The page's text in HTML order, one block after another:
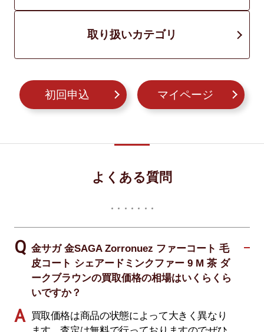
取り扱いカテゴリ
初回申込 マイページ
よくある質問
金サガ 金SAGA Zorronuez ファーコート 毛
皮コート シェアードミンクファー 9 M 茶 ダ
ークブラウンの買取価格の相場はいくらくら
いですか？
買取価格は商品の状態によって大きく異なり